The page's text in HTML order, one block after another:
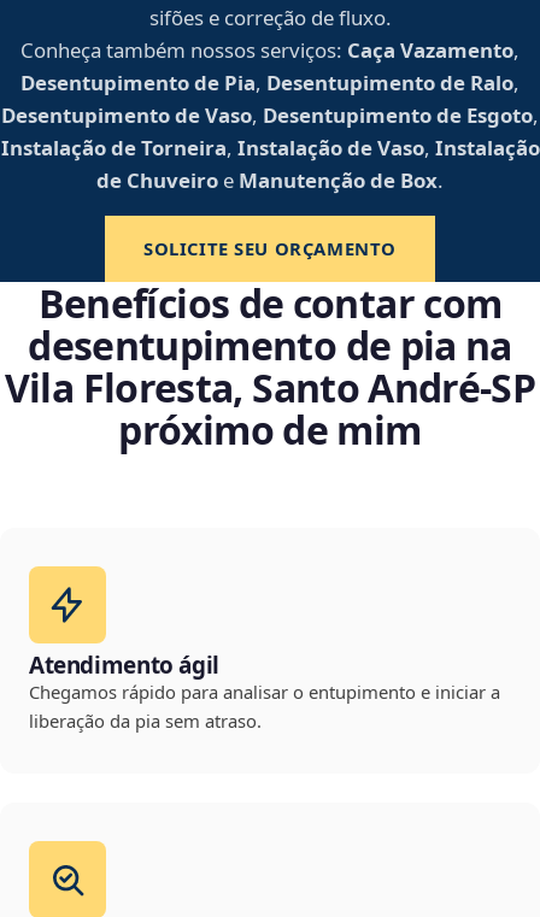
sifões e correção de fluxo.
Conheça também nossos serviços: Caça Vazamento,
Desentupimento de Pia, Desentupimento de Ralo,
Desentupimento de Vaso, Desentupimento de Esgoto,
Instalação de Torneira, Instalação de Vaso, Instalação
de Chuveiro e Manutenção de Box.
SOLICITE SEU ORÇAMENTO
Benefícios de contar com
desentupimento de pia na
Vila Floresta, Santo André‑SP
próximo de mim
Atendimento ágil
Chegamos rápido para analisar o entupimento e iniciar a
liberação da pia sem atraso.